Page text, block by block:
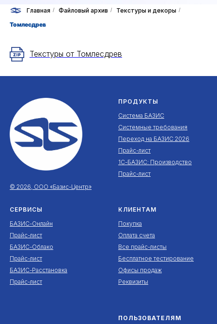
Главная / Файловый архив / Текстуры и декоры /
Томлесдрев
Текстуры от Томлесдрев
© 2026, ООО «Базис-Центр»
ПРОДУКТЫ
Система БАЗИС
Системные требования
Переход на БАЗИС 2026
Прайс-лист
1С-БАЗИС: Производство
Прайс-лист
СЕРВИСЫ
БАЗИС-Онлайн
Прайс-лист
БАЗИС-Облако
Прайс-лист
БАЗИС-Расстановка
Прайс-лист
КЛИЕНТАМ
Покупка
Оплата счета
Все прайс-листы
Бесплатное тестирование
Офисы продаж
Реквизиты
ПОЛЬЗОВАТЕЛЯМ